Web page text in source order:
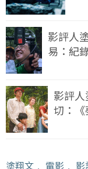
影評人
易：紀
影評
切：
塗翔文 ﹒ 電影 ﹒ 影